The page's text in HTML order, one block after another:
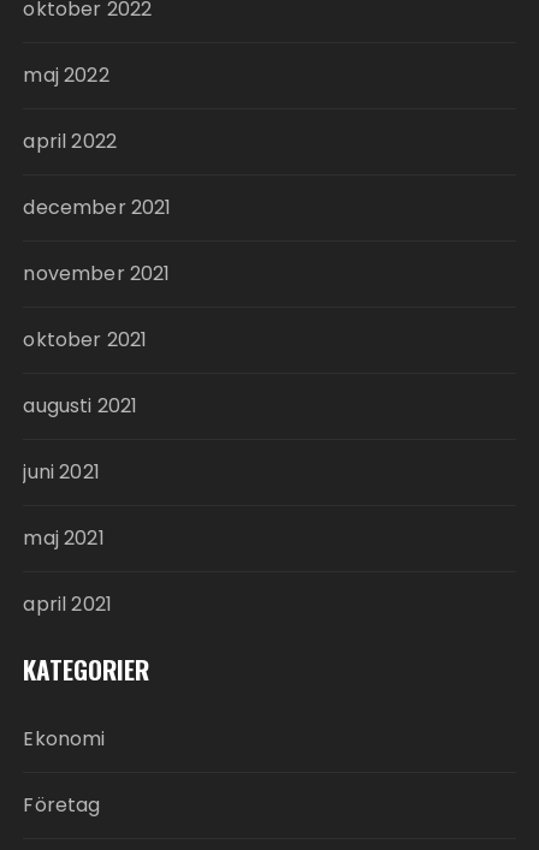
oktober 2022
maj 2022
april 2022
december 2021
november 2021
oktober 2021
augusti 2021
juni 2021
maj 2021
april 2021
KATEGORIER
Ekonomi
Företag